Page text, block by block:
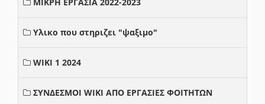
Υλικο που στηριζει "ψαξιμο"
WIKI 1 2024
ΣΥΝΔΕΣΜΟΙ WIKI ΑΠΟ ΕΡΓΑΣΙΕΣ ΦΟΙΤΗΤΩΝ